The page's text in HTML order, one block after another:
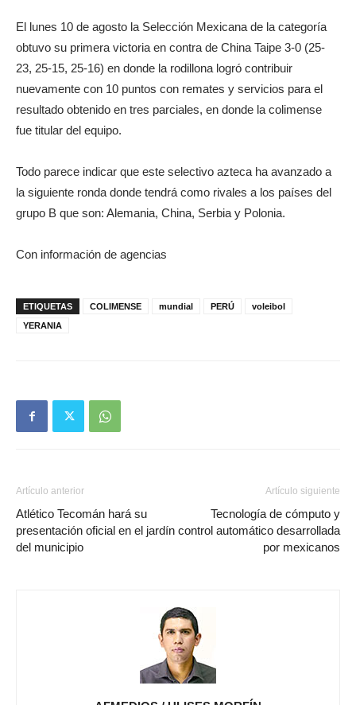
El lunes 10 de agosto la Selección Mexicana de la categoría
obtuvo su primera victoria en contra de China Taipe 3-0 (25-
23, 25-15, 25-16) en donde la rodillona logró contribuir
nuevamente con 10 puntos con remates y servicios para el
resultado obtenido en tres parciales, en donde la colimense
fue titular del equipo.
Todo parece indicar que este selectivo azteca ha avanzado a
la siguiente ronda donde tendrá como rivales a los países del
grupo B que son: Alemania, China, Serbia y Polonia.
Con información de agencias
ETIQUETAS COLIMENSE mundial PERÚ
voleibol
YERANIA
Artículo anterior
Atlético Tecomán hará su
presentación oficial en el jardín
del municipio
Artículo siguiente
Tecnología de cómputo y
control automático desarrollada
por mexicanos